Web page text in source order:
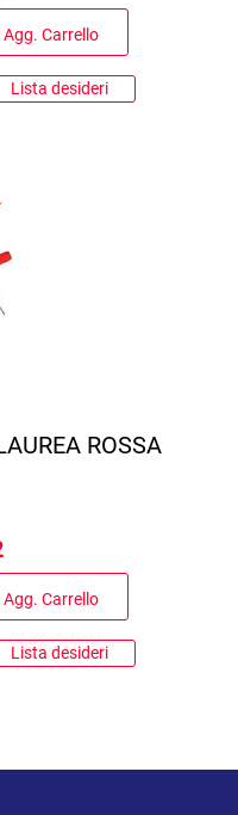
Agg. Carrello
Lista desideri
ROSSA
Agg. Carrello
Lista desideri